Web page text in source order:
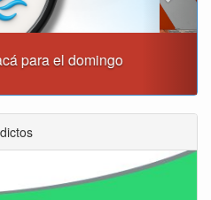
viales en Tunja